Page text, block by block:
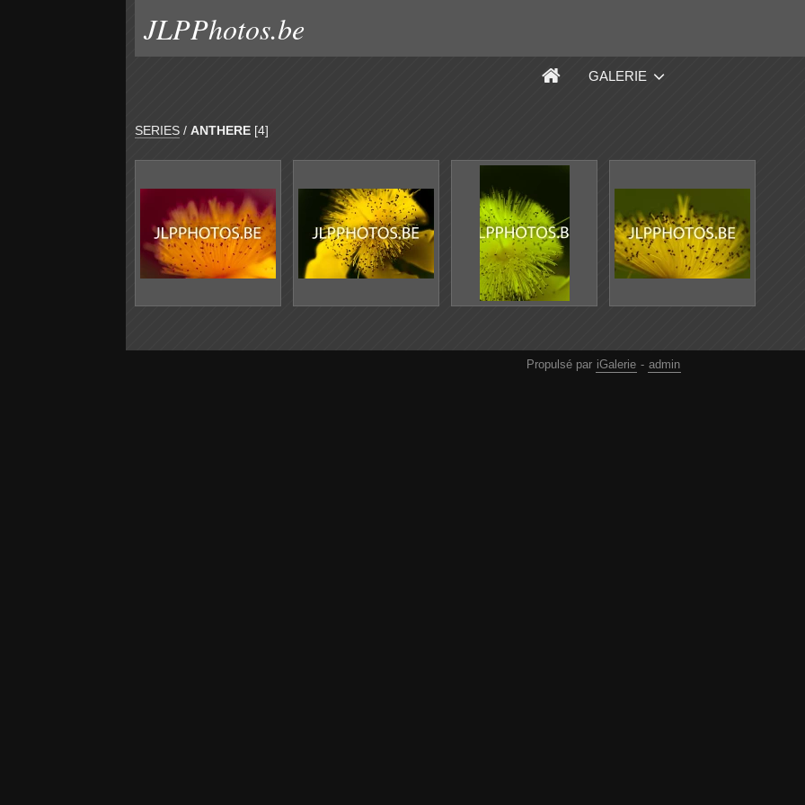
JLPPhotos.be
GALERIE
SERIES / ANTHERE [4]
Propulsé par iGalerie - admin